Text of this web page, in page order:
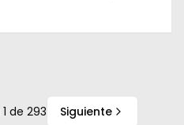
1 de 293 Siguiente